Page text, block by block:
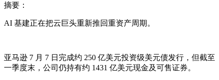
摘要：
AI 基建正在把云巨头重新推回重资产周期。
亚马逊 7 月 7 日完成约 250 亿美元投资级美元债发行，但截至
一季度末，公司仍持有约 1431 亿美元现金及可售证券。